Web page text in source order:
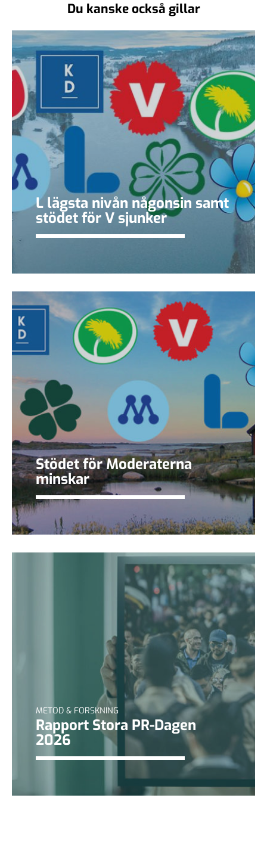
Du kanske också gillar
L lägsta nivån någonsin samt
stödet för V sjunker
Stödet för Moderaterna
minskar
METOD & FORSKNING
Rapport Stora PR-Dagen
2026